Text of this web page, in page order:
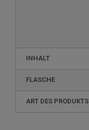
INHALT
FLASCHE
ART DES PRODUKTS